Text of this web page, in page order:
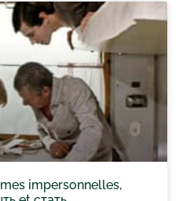
impersonnelles,